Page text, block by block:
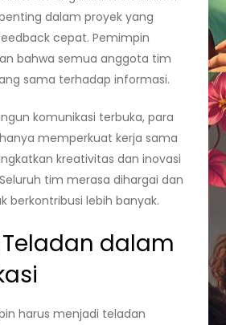
dalam proyek yang
cepat. Pemimpin
bahwa semua anggota tim
sama terhadap informasi.
komunikasi terbuka, para
memperkuat kerja sama
kreativitas dan inovasi
tim merasa dihargai dan
berkontribusi lebih banyak.
dalam
harus menjadi teladan